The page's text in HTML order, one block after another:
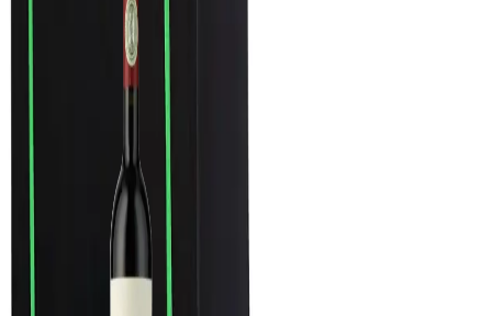
Tinto, Syrah / Shiraz
Chile, Valle de San Antonio
Caixa Presente Caruso
para 6 garrafas